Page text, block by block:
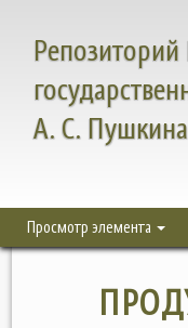
Репозиторий
А. С. Пушкина
Просмотр элемента